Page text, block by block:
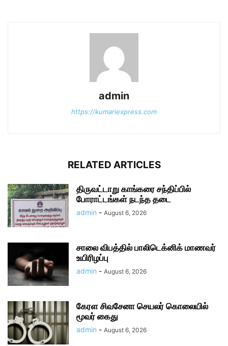
admin
https://kumariexpress.com
RELATED ARTICLES
திருவட்டாறு காங்கரை சந்திப்பில்
போராட்டங்கள் நடந்த தடை
admin - August 6, 2026
சாலை விபத்தில் பாலிடெக்னிக் மாணவர்
உயிரிழப்பு
admin - August 6, 2026
கேரள சிவசேனா செயலர் கொலையில்
மூவர் கைது
admin - August 6, 2026